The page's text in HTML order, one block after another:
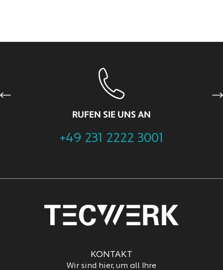
RUFEN SIE UNS AN
+49 231 2222 3001
Previous
KONTAKT
Wir sind hier, um all Ihre